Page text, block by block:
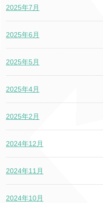
2025年7月
2025年6月
2025年5月
2025年4月
2025年2月
2024年12月
2024年11月
2024年10月